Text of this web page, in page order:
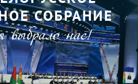
СОБРАНИЕ
выбрало нас!